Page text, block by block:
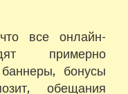
все онлайн-
примерно
бонусы
обещания